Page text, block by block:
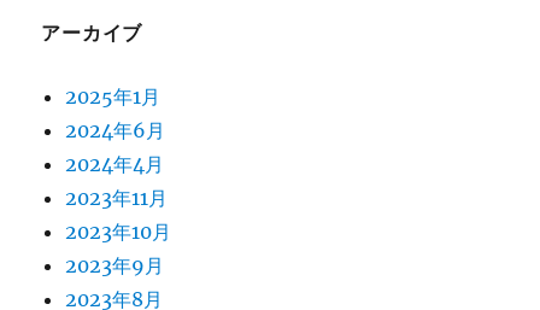
アーカイブ
2025年1月
2024年6月
2024年4月
2023年11月
2023年10月
2023年9月
2023年8月